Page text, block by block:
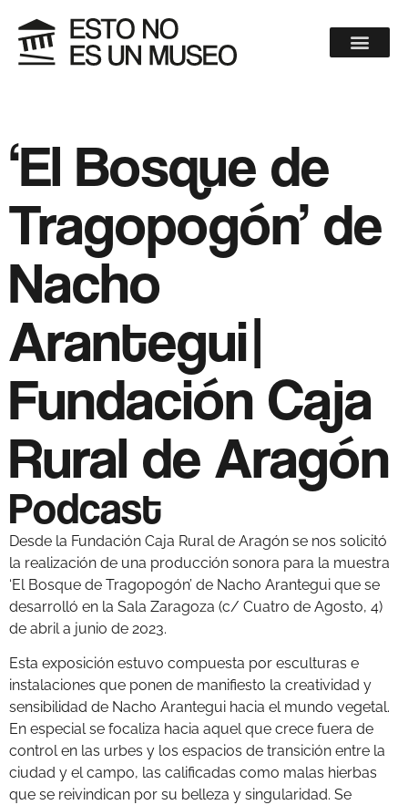
‘El Bosque de
Tragopogón’ de
Nacho
Arantegui|
Fundación Caja
Rural de Aragón
Podcast
Desde la Fundación Caja Rural de Aragón se nos solicitó
la realización de una producción sonora para la muestra
‘El Bosque de Tragopogón’ de Nacho Arantegui que se
desarrolló en la Sala Zaragoza (c/ Cuatro de Agosto, 4)
de abril a junio de 2023.
Esta exposición estuvo compuesta por esculturas e
instalaciones que ponen de manifiesto la creatividad y
sensibilidad de Nacho Arantegui hacia el mundo vegetal.
En especial se focaliza hacia aquel que crece fuera de
control en las urbes y los espacios de transición entre la
ciudad y el campo, las calificadas como malas hierbas
que se reivindican por su belleza y singularidad. Se